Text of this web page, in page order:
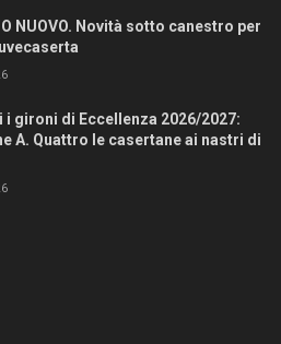
NUOVO. Novità sotto canestro per
gironi di Eccellenza 2026/2027:
A. Quattro le casertane ai nastri di